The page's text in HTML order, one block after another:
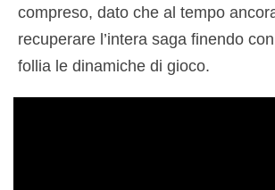
compreso, dato che al tempo
recuperare l’intera saga finendo
follia le dinamiche di gioco.